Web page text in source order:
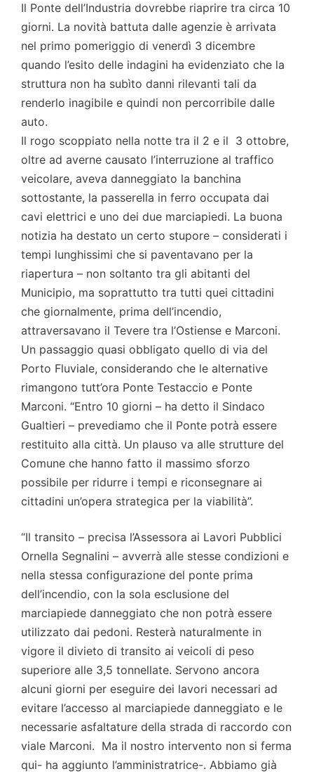
Il Ponte dell’Industria dovrebbe riaprire tra circa 10
giorni. La novità battuta dalle agenzie è arrivata
nel primo pomeriggio di venerdì 3 dicembre
quando l’esito delle indagini ha evidenziato che la
struttura non ha subìto danni rilevanti tali da
renderlo inagibile e quindi non percorribile dalle
auto.
Il rogo scoppiato nella notte tra il 2 e il 3 ottobre,
oltre ad averne causato l’interruzione al traffico
veicolare, aveva danneggiato la banchina
sottostante, la passerella in ferro occupata dai
cavi elettrici e uno dei due marciapiedi. La buona
notizia ha destato un certo stupore – considerati i
tempi lunghissimi che si paventavano per la
riapertura – non soltanto tra gli abitanti del
Municipio, ma soprattutto tra tutti quei cittadini
che giornalmente, prima dell’incendio,
attraversavano il Tevere tra l’Ostiense e Marconi.
Un passaggio quasi obbligato quello di via del
Porto Fluviale, considerando che le alternative
rimangono tutt’ora Ponte Testaccio e Ponte
Marconi. “Entro 10 giorni – ha detto il Sindaco
Gualtieri – prevediamo che il Ponte potrà essere
restituito alla città. Un plauso va alle strutture del
Comune che hanno fatto il massimo sforzo
possibile per ridurre i tempi e riconsegnare ai
cittadini un’opera strategica per la viabilità”.
“Il transito – precisa l’Assessora ai Lavori Pubblici
Ornella Segnalini – avverrà alle stesse condizioni e
nella stessa configurazione del ponte prima
dell’incendio, con la sola esclusione del
marciapiede danneggiato che non potrà essere
utilizzato dai pedoni. Resterà naturalmente in
vigore il divieto di transito ai veicoli di peso
superiore alle 3,5 tonnellate. Servono ancora
alcuni giorni per eseguire dei lavori necessari ad
evitare l’accesso al marciapiede danneggiato e le
necessarie asfaltature della strada di raccordo con
viale Marconi. Ma il nostro intervento non si ferma
qui- ha aggiunto l’amministratrice-. Abbiamo già